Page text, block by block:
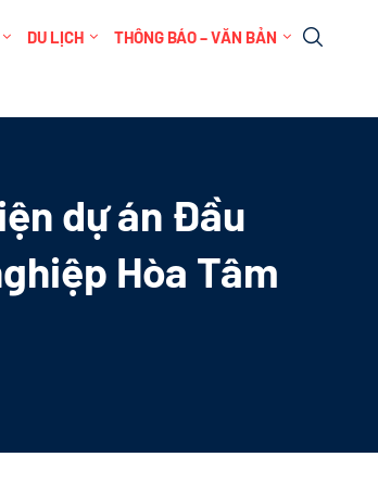
DU LỊCH THÔNG BÁO – VĂN BẢN
dự án Đầu
Hòa Tâm